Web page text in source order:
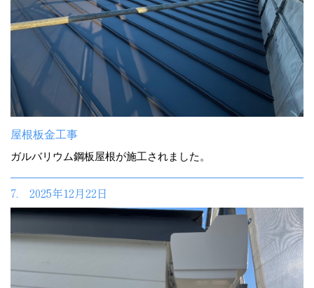
屋根板金工事
ガルバリウム鋼板屋根が施工されました。
7. 2025年12月22日